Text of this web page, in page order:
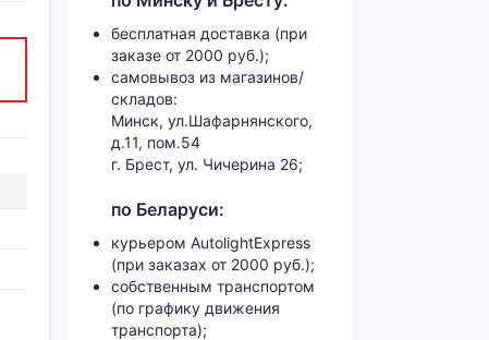
бесплатная доставка (при
заказе от 2000 руб.);
самовывоз из магазинов/
складов:
Минск, ул.Шафарнянского,
д.11, пом.54
г. Брест, ул. Чичерина 26;
по Беларуси:
курьером AutolightExpress
(при заказах от 2000 руб.);
собственным транспортом
(по графику движения
транспорта);